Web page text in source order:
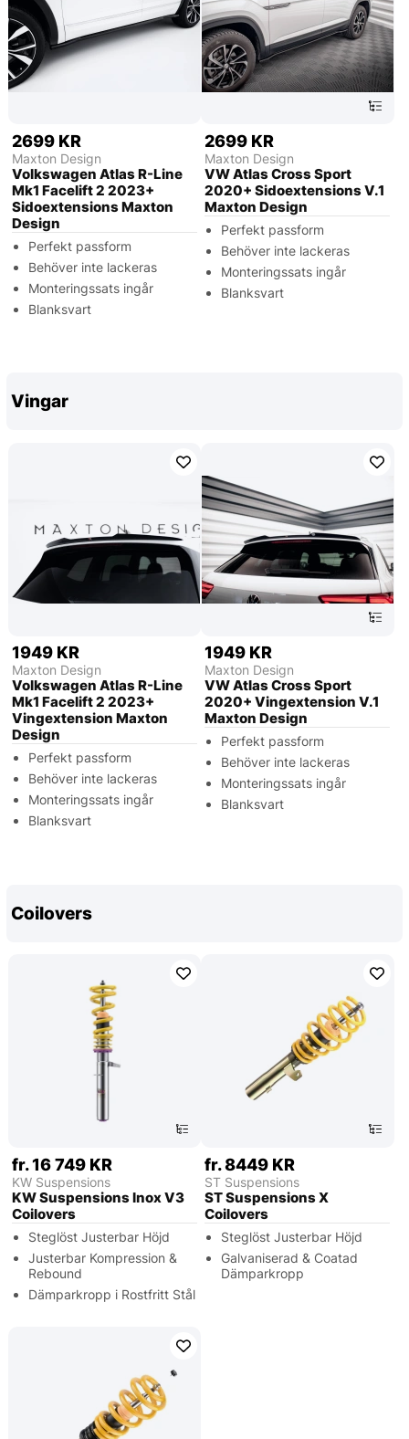
2699 KR
Maxton Design
Volkswagen Atlas R-Line
Mk1 Facelift 2 2023+
Sidoextensions Maxton
Design
Perfekt passform
Behöver inte lackeras
Monteringssats ingår
Blanksvart
2699 KR
Maxton Design
VW Atlas Cross Sport
2020+ Sidoextensions V.1
Maxton Design
Perfekt passform
Behöver inte lackeras
Monteringssats ingår
Blanksvart
Vingar
1949 KR
Maxton Design
Volkswagen Atlas R-Line
Mk1 Facelift 2 2023+
Vingextension Maxton
Design
Perfekt passform
Behöver inte lackeras
Monteringssats ingår
Blanksvart
1949 KR
Maxton Design
VW Atlas Cross Sport
2020+ Vingextension V.1
Maxton Design
Perfekt passform
Behöver inte lackeras
Monteringssats ingår
Blanksvart
Coilovers
fr. 16 749 KR
KW Suspensions
KW Suspensions Inox V3
Coilovers
Steglöst Justerbar Höjd
Justerbar Kompression &
Rebound
Dämparkropp i Rostfritt Stål
fr. 8449 KR
ST Suspensions
ST Suspensions X
Coilovers
Steglöst Justerbar Höjd
Galvaniserad & Coatad
Dämparkropp